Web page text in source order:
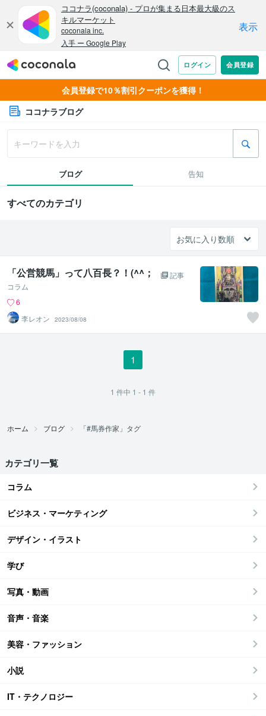
会員登録で10％割引クーポンを獲得！
ココナラブログ
ブログ 告知
すべてのカテゴリ
「公営競馬」って八百長？！(^^；
記事
コラム
6
李レオン
2023/08/08
1
1 件中 1 - 1 件
ホーム ブログ 「#馬券作家」タグ
カテゴリ一覧
コラム
ビジネス・マーケティング
デザイン・イラスト
学び
写真・動画
音声・音楽
美容・ファッション
小説
IT・テクノロジー